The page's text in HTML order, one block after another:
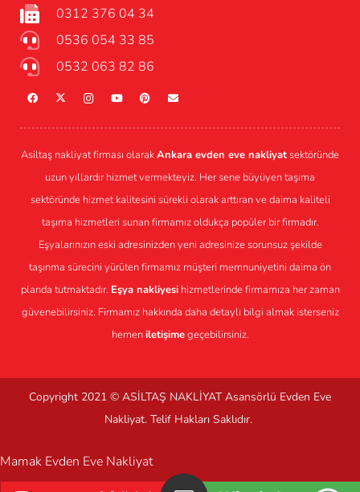
0312 376 04 34
0536 054 33 85
0532 063 82 86
Asiltaş nakliyat firması olarakAnkara evden eve nakliyatsektöründe
uzun yıllardır hizmet vermekteyiz. Her sene büyüyen taşıma
sektöründe hizmet kalitesini sürekli olarak arttıran ve daima kaliteli
taşıma hizmetleri sunan firmamız oldukça popüler bir firmadır.
Eşyalarınızın eski adresinizden yeni adresinize sorunsuz şekilde
taşınma sürecini yürüten firmamız müşteri memnuniyetini daima ön
planda tutmaktadır. Eşya nakliyesihizmetlerinde firmamıza her zaman
güvenebilirsiniz. Firmamız hakkında daha detaylı bilgi almak isterseniz
hemeniletişimegeçebilirsiniz.
Copyright 2021 © ASİLTAŞ NAKLİYATAsansörlü Evden Eve
Nakliyat. Telif Hakları Saklıdır.
Mamak Evden Eve Nakliyat